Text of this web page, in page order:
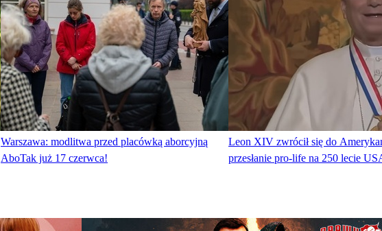
Warszawa: modlitwa przed placówką aborcyjną
AboTak już 17 czerwca!
Leon XIV zwrócił się do
przesłanie pro-life na 250 lecie